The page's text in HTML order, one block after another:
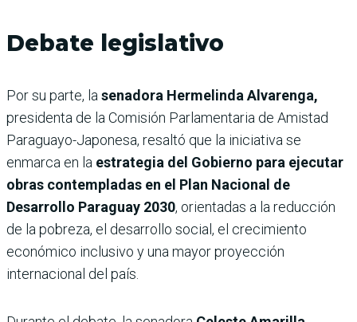
Debate legislativo
Por su parte, lasenadora Hermelinda Alvarenga,
presidenta de la Comisión Parlamentaria de Amistad
Paraguayo-Japonesa, resaltó que la iniciativa se
enmarca en la estrategia del Gobierno para ejecutar
obras contempladas en el Plan Nacional de
Desarrollo Paraguay 2030, orientadas a la reducción
de la pobreza, el desarrollo social, el crecimiento
económico inclusivo y una mayor proyección
internacional del país.